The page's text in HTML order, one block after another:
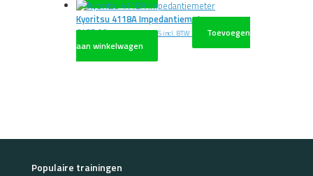
Kyoritsu 4118A Impedantiemeter
€485,00 excl. BTW€586,85 incl. BTW
Toevoegen
aan winkelwagen
Populaire trainingen